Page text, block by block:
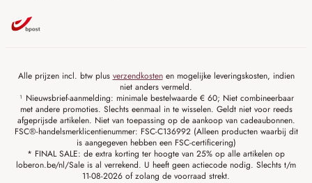
Alle prijzen incl. btw plus verzendkostenen mogelijke leveringskosten, indien
niet anders vermeld.
¹ Nieuwsbrief-aanmelding: minimale bestelwaarde € 60; Niet combineerbaar
met andere promoties. Slechts eenmaal in te wisselen. Geldt niet voor reeds
afgeprijsde artikelen. Niet van toepassing op de aankoop van cadeaubonnen.
FSC®-handelsmerklicentienummer: FSC-C136992 (Alleen producten waarbij dit
is aangegeven hebben een FSC-certificering)
* FINAL SALE: de extra korting ter hoogte van 25% op alle artikelen op
loberon.be/nl/Sale is al verrekend. U heeft geen actiecode nodig. Slechts t/m
11-08-2026 of zolang de voorraad strekt.